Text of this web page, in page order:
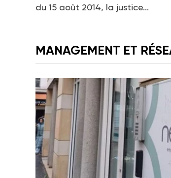
du 15 août 2014, la justice...
MANAGEMENT ET